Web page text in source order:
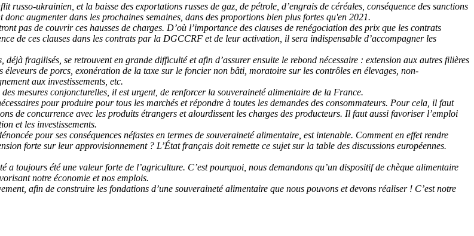
ukrainien, et la baisse des exportations russes de gaz, de pétrole, d’engrais de céréales, conséquence des sanctions
augmenter dans les prochaines semaines, dans des proportions bien plus fortes qu'en 2021.
pas de couvrir ces hausses de charges. D’où l’importance des clauses de renégociation des prix que les contrats
de ces clauses dans les contrats par la DGCCRF et de leur activation, il sera indispensable d’accompagner les
fragilisés, se retrouvent en grande difficulté et afin d’assurer ensuite le rebond nécessaire : extension aux autres filières
de porcs, exonération de la taxe sur le foncier non bâti, moratoire sur les contrôles en élevages, non-
aux investissements, etc.
mesures conjoncturelles, il est urgent, de renforcer la souveraineté alimentaire de la France.
pour produire pour tous les marchés et répondre à toutes les demandes des consommateurs. Pour cela, il faut
de concurrence avec les produits étrangers et alourdissent les charges des producteurs. Il faut aussi favoriser l’emploi
et les investissements.
pour ses conséquences néfastes en termes de souveraineté alimentaire, est intenable. Comment en effet rendre
forte sur leur approvisionnement ? L’État français doit remette ce sujet sur la table des discussions européennes.
toujours été une valeur forte de l’agriculture. C’est pourquoi, nous demandons qu’un dispositif de chèque alimentaire
notre économie et nos emplois.
afin de construire les fondations d’une souveraineté alimentaire que nous pouvons et devons réaliser ! C’est notre